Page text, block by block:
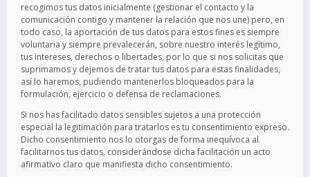
recogimos tus datos inicialmente (gestionar el contacto y la
comunicación contigo y mantener la relación que nos une) pero, en
todo caso, la aportación de tus datos para estos fines es siempre
voluntaria y siempre prevalecerán, sobre nuestro interés legítimo,
tus intereses, derechos o libertades, por lo que si nos solicitas que
suprimamos y dejemos de tratar tus datos para estas finalidades,
así lo haremos, pudiendo mantenerlos bloqueados para la
formulación, ejercicio o defensa de reclamaciones.
Si nos has facilitado datos sensibles sujetos a una protección
especial la legitimación para tratarlos es tu consentimiento expreso.
Dicho consentimiento nos lo otorgas de forma inequívoca al
facilitarnos tus datos, considerándose dicha facilitación un acto
afirmativo claro que manifiesta dicho consentimiento.